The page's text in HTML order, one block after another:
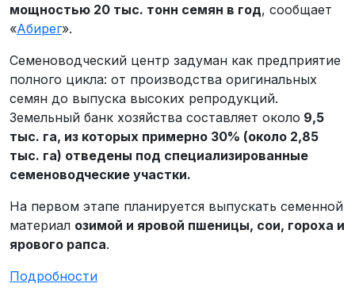
мощностью 20 тыс. тонн семян в год, сообщает
«Абирег».
Семеноводческий центр задуман как предприятие
полного цикла: от производства оригинальных
семян до выпуска высоких репродукций.
Земельный банк хозяйства составляет около 9,5
тыс. га, из которых примерно 30% (около 2,85
тыс. га) отведены под специализированные
семеноводческие участки.
На первом этапе планируется выпускать семенной
материал озимой и яровой пшеницы, сои, гороха и
ярового рапса.
Подробности